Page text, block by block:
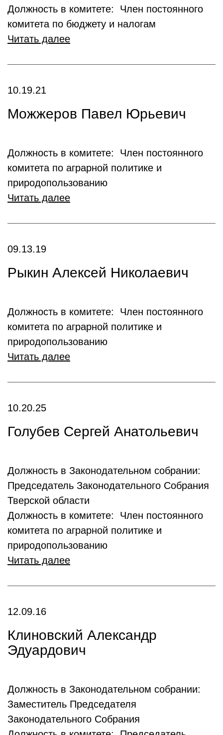
Должность в комитете: Член постоянного
комитета по бюджету и налогам
Читать далее
10.19.21
Можжеров Павел Юрьевич
Должность в комитете: Член постоянного
комитета по аграрной политике и
природопользованию
Читать далее
09.13.19
Рыкин Алексей Николаевич
Должность в комитете: Член постоянного
комитета по аграрной политике и
природопользованию
Читать далее
10.20.25
Голубев Сергей Анатольевич
Должность в Законодательном собрании:
Председатель Законодательного Собрания
Тверской области
Должность в комитете: Член постоянного
комитета по аграрной политике и
природопользованию
Читать далее
12.09.16
Клиновский Александр
Эдуардович
Должность в Законодательном собрании:
Заместитель Председателя
Законодательного Собрания